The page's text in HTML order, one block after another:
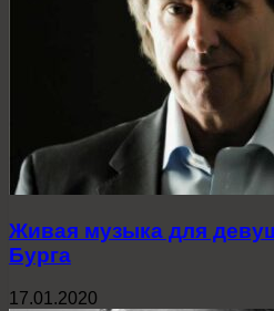
Живая музыка для
Бурга
17.01.2020